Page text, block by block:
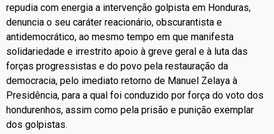
repudia com energia a intervenção golpista em Honduras,
denuncia o seu caráter reacionário, obscurantista e
antidemocrático, ao mesmo tempo em que manifesta
solidariedade e irrestrito apoio à greve geral e à luta das
forças progressistas e do povo pela restauração da
democracia, pelo imediato retorno de Manuel Zelaya à
Presidência, para a qual foi conduzido por força do voto dos
hondurenhos, assim como pela prisão e punição exemplar
dos golpistas.